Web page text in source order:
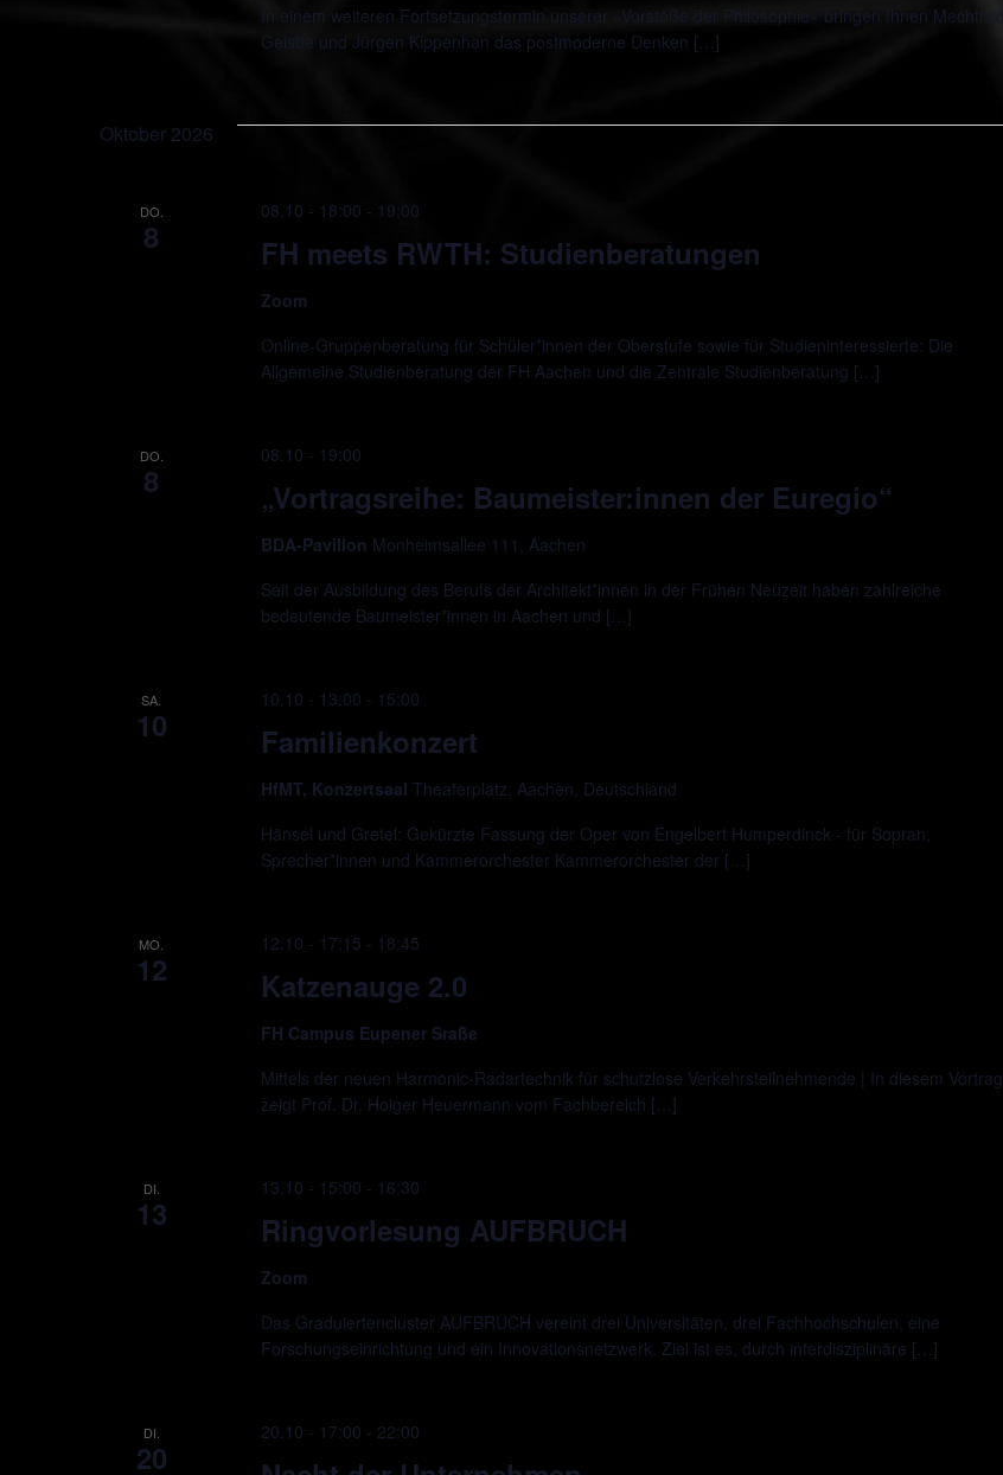
In einem weiteren Fortsetzungstermin unserer »Vorstöße der Philosophie« bringen Ihnen Mechthild
Geisbe und Jürgen Kippenhan das postmoderne Denken […]
Oktober 2026
DO.
8 FH meets RWTH: Studienberatungen
08.10 - 18:00 - 19:00
Zoom
Online-Gruppenberatung für Schüler*innen der Oberstufe sowie für Studieninteressierte: Die
Allgemeine Studienberatung der FH Aachen und die Zentrale Studienberatung […]
DO.
8 „Vortragsreihe: Baumeister:innen der Euregio“
08.10 - 19:00
BDA-Pavillon Monheimsallee 111, Aachen
Seit der Ausbildung des Berufs der Architekt*innen in der Frühen Neuzeit haben zahlreiche
bedeutende Baumeister*innen in Aachen und […]
SA.
10 Familienkonzert
10.10 - 13:00 - 15:00
HfMT, Konzertsaal Theaterplatz, Aachen, Deutschland
Hänsel und Gretel: Gekürzte Fassung der Oper von Engelbert Humperdinck - für Sopran,
Sprecher*innen und Kammerorchester Kammerorchester der […]
MO.
12 Katzenauge 2.0
12.10 - 17:15 - 18:45
FH Campus Eupener Sraße
Mittels der neuen Harmonic-Radartechnik für schutzlose Verkehrsteilnehmende | In diesem Vortrag
zeigt Prof. Dr. Holger Heuermann vom Fachbereich […]
DI.
13 Ringvorlesung AUFBRUCH
13.10 - 15:00 - 16:30
Zoom
Das Graduiertencluster AUFBRUCH vereint drei Universitäten, drei Fachhochschulen, eine
Forschungseinrichtung und ein Innovationsnetzwerk. Ziel ist es, durch interdisziplinäre […]
DI.
20
20.10 - 17:00 - 22:00